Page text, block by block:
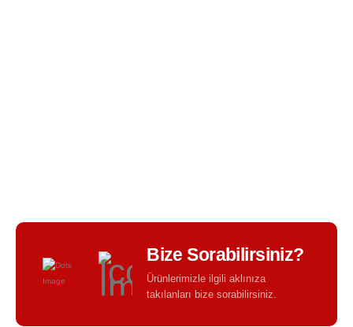
Bize Sorabilirsiniz?
Ürünlerimizle ilgili aklınıza
takılanları bize sorabilirsiniz.